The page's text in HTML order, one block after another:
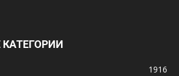
1916